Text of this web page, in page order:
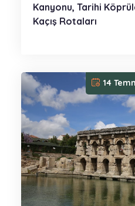
Kanyonu, Tarihi
Kaçış Rotaları
14